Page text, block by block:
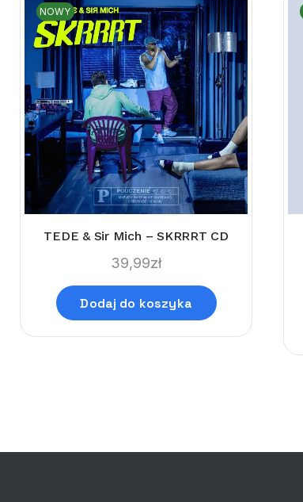
NOWY
TEDE & Sir Mich – SKRRRT CD
39,99zł
Dodaj do koszyka